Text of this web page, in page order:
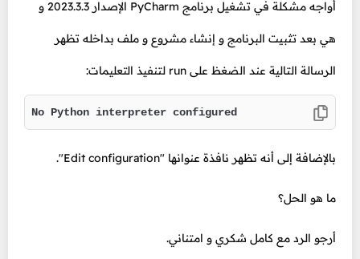
أواجه مشكلة في تشغيل برنامج PyCharm الإصدار 2023.3.3 و
هي بعد تثبيت البرنامج و إنشاء مشروع و ملف بداخله تظهر
الرسالة التالية عند الضغظ على run لتنفيذ التعليمات:
No Python interpreter configured
بالإضافة إلى أنه تظهر نافذة عنوانها "Edit configuration".
ما هو الحل؟
أرجو الرد مع كامل شكري و امتناني.